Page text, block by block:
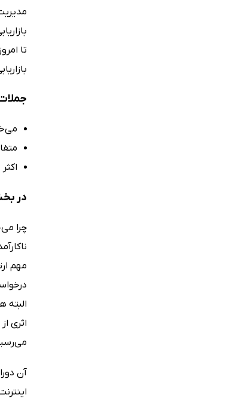
در
چرا
مهم
البته
اثری
آن